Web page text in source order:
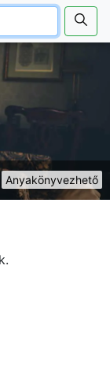
Anyakönyvezhető